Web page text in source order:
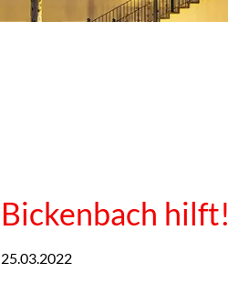
Bickenbach hilft!
25.03.2022